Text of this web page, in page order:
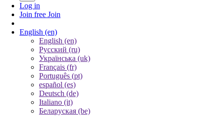
Log in
Join free Join
English (en)
English (en)
Русский (ru)
Українська (uk)
Français (fr)
Português (pt)
español (es)
Deutsch (de)
Italiano (it)
Беларуская (be)